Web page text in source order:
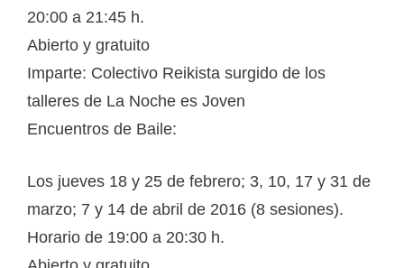
20:00 a 21:45 h.
Abierto y gratuito
Imparte: Colectivo Reikista surgido de los
talleres de La Noche es Joven
Encuentros de Baile:
Los jueves 18 y 25 de febrero; 3, 10, 17 y 31 de
marzo; 7 y 14 de abril de 2016 (8 sesiones).
Horario de 19:00 a 20:30 h.